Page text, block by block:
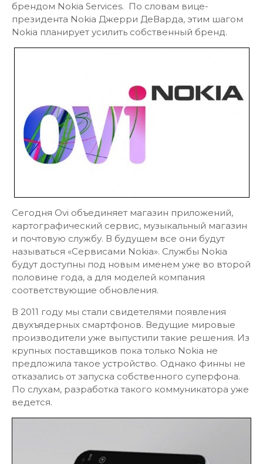
брендом Nokia Services. По словам вице-
президента Nokia Джерри ДеВарда, этим шагом
Nokia планирует усилить собственный бренд.
Сегодня Ovi объединяет магазин приложений,
картографический сервис, музыкальный магазин
и почтовую службу. В будущем все они будут
называться «Сервисами Nokia». Службы Nokia
будут доступны под новым именем уже во второй
половине года, а для моделей компания
соответствующие обновления.
В 2011 году мы стали свидетелями появления
двухъядерных смартфонов. Ведущие мировые
производители уже выпустили такие решения. Из
крупных поставщиков пока только Nokia не
предложила такое устройство. Однако финны не
отказались от запуска собственного суперфона.
По слухам, разработка такого коммуникатора уже
ведется.